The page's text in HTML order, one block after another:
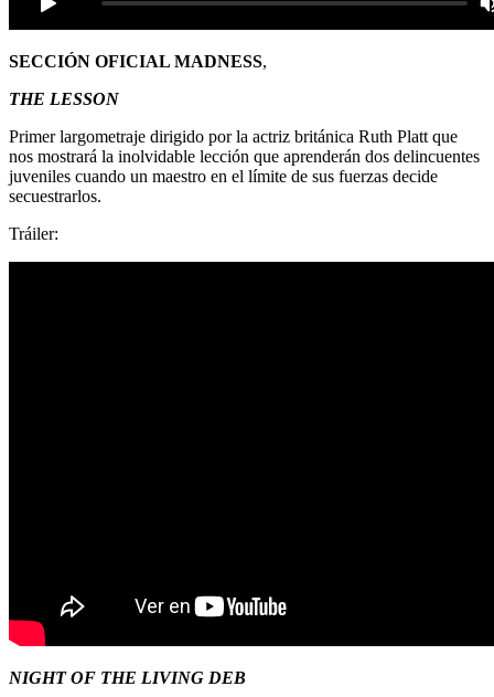
SECCIÓN OFICIAL MADNESS,
THE LESSON
Primer largometraje dirigido por la actriz británica Ruth Platt que
nos mostrará la inolvidable lección que aprenderán dos delincuentes
juveniles cuando un maestro en el límite de sus fuerzas decide
secuestrarlos.
Tráiler:
NIGHT OF THE LIVING DEB